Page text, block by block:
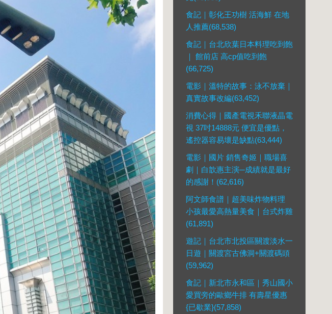
食記｜彰化王功樹 活海鮮 在地
人推薦(68,538)
食記｜台北欣葉日本料理吃到飽
｜ 館前店 高cp值吃到飽
(66,725)
電影｜溫特的故事：泳不放棄｜
真實故事改編(63,452)
消費心得｜國產電視禾聯液晶電
視 37吋14888元 便宜是優點，
遙控器容易壞是缺點(63,444)
電影｜國片 銷售奇姬｜職場喜
劇｜白歆惠主演─成績就是最好
的感謝！(62,616)
阿文師食譜｜超美味炸物料理
小孩最愛高熱量美食｜台式炸雞
(61,891)
遊記｜台北市北投區關渡淡水一
日遊｜關渡宮古佛洞+關渡碼頭
(59,962)
食記｜新北市永和區｜秀山國小
愛買旁的歐鄉牛排 有壽星優惠
{已歇業}(57,858)